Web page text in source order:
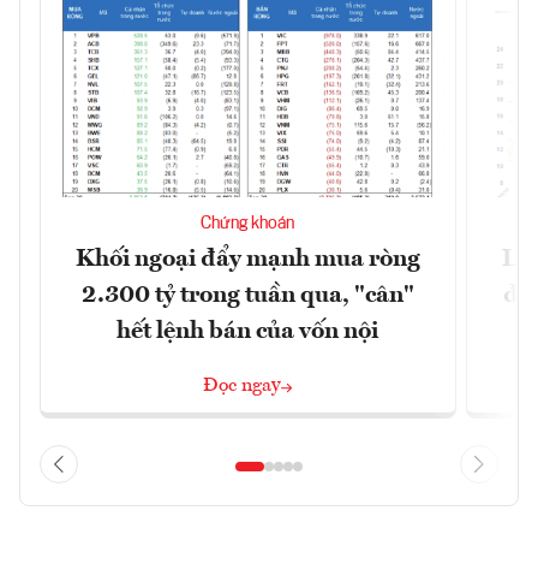
Chứng khoán
Khối ngoại đẩy mạnh mua ròng
2.300 tỷ trong tuần qua, "cân"
hết lệnh bán của vốn nội
Đọc ngay